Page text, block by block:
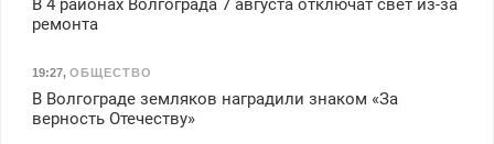
В 4 районах Волгограда 7 августа отключат свет из-за
ремонта
19:27, ОБЩЕСТВО
В Волгограде земляков наградили знаком «За
верность Отечеству»